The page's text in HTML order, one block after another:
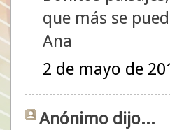
que más se
Ana
2 de mayo de
Anónimo dijo...